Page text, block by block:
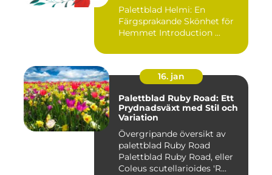
Palettblad Helmi: En
Färgsprakande Skönhet för
Hemmet Introduction ...
16. jan
Palettblad Ruby Road: Ett
Prydnadsväxt med Stil och
Variation
Övergripande översikt av
palettblad Ruby Road
Palettblad Ruby Road, eller
Coleus scutellarioides 'R...